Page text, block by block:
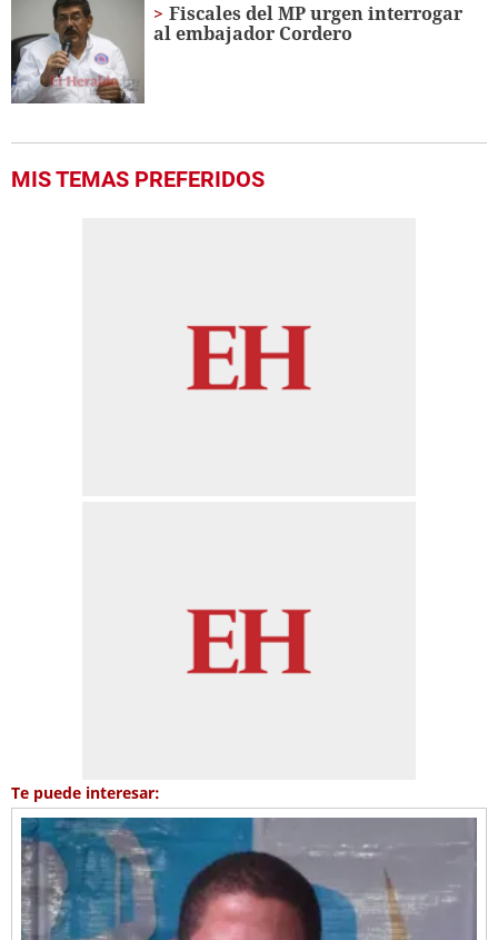
Fiscales del MP urgen interrogar
al embajador Cordero
MIS TEMAS PREFERIDOS
Te puede interesar: